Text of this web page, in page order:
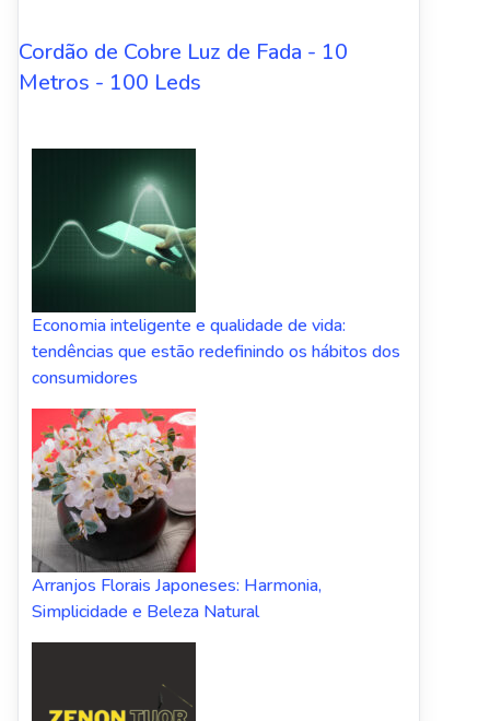
Cordão de Cobre Luz de Fada - 10
Metros - 100 Leds
Economia inteligente e qualidade de vida:
tendências que estão redefinindo os hábitos dos
consumidores
Arranjos Florais Japoneses: Harmonia,
Simplicidade e Beleza Natural